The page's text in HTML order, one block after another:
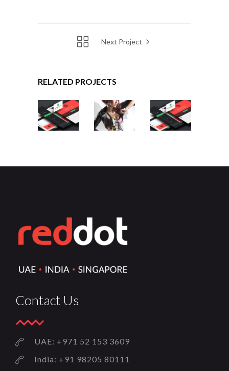
Next Project
RELATED PROJECTS
Contact Us
UAE: +971 52 153 3609
India: +91 98205 80111